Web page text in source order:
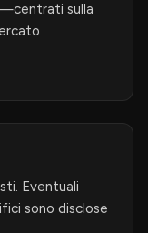
sulla
Eventuali
sono disclose